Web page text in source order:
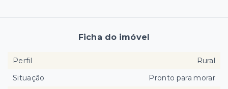
Ficha do imóvel
Perfil
Rural
Situação
Pronto para morar